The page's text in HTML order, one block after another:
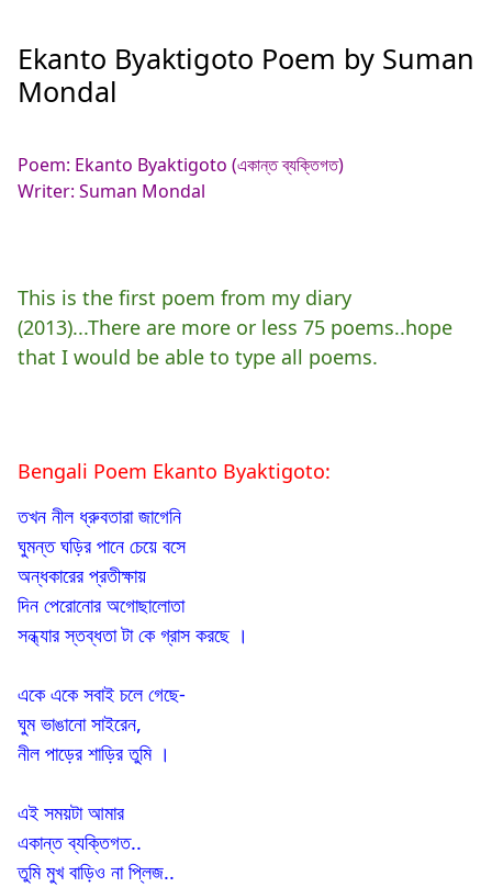
Ekanto Byaktigoto Poem by Suman
Mondal
Poem: Ekanto Byaktigoto (একান্ত ব্যক্তিগত)
Writer: Suman Mondal
This is the first poem from my diary
(2013)...There are more or less 75 poems..hope
that I would be able to type all poems.
Bengali Poem Ekanto Byaktigoto:
তখন নীল ধ্রুবতারা জাগেনি
ঘুমন্ত ঘড়ির পানে চেয়ে বসে
অন্ধকারের প্রতীক্ষায়
দিন পেরোনোর অগোছালোতা
সন্ধ্যার স্তব্ধতা টা কে গ্রাস করছে ।
একে একে সবাই চলে গেছে-
ঘুম ভাঙানো সাইরেন,
নীল পাড়ের শাড়ির তুমি ।
এই সময়টা আমার
একান্ত ব্যক্তিগত..
তুমি মুখ বাড়িও না প্লিজ..